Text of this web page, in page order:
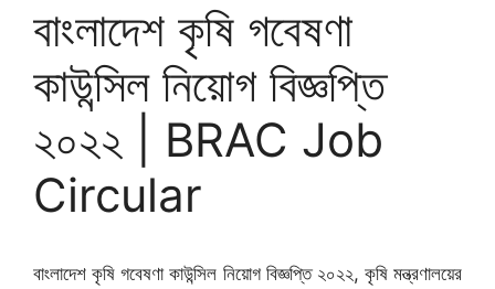
বাংলাদেশ কৃষি গবেষণা
কাউন্সিল নিয়োগ বিজ্ঞপ্তি
২০২২ | BRAC Job
Circular
বাংলাদেশ কৃষি গবেষণা কাউন্সিল নিয়োগ বিজ্ঞপ্তি ২০২২, কৃষি মন্ত্রণালয়ের